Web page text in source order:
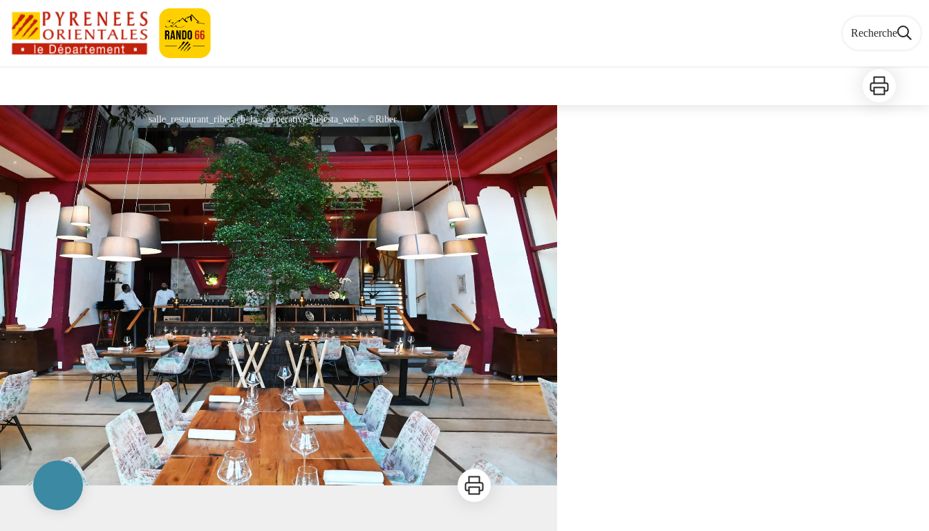
Recherche
Imprimer
salle_restaurant_riberach_la_cooperative_belesta_web - ©Riberach
Imprimer